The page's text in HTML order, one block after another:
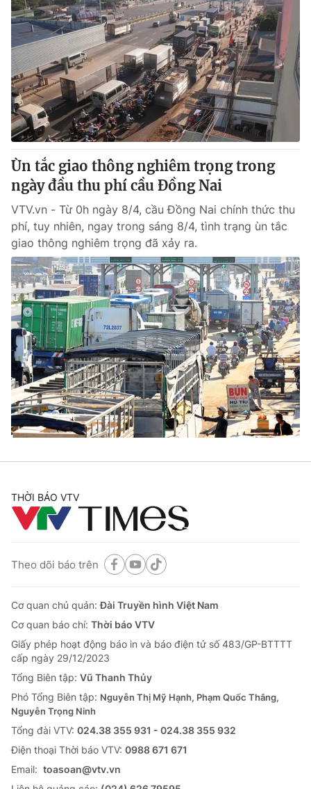
Ùn tắc giao thông nghiêm trọng trong
ngày đầu thu phí cầu Đồng Nai
VTV.vn - Từ 0h ngày 8/4, cầu Đồng Nai chính thức thu
phí, tuy nhiên, ngay trong sáng 8/4, tình trạng ùn tắc
giao thông nghiêm trọng đã xảy ra.
THỜI BÁO VTV
Theo dõi báo trên
Cơ quan chủ quản:Đài Truyền hình Việt Nam
Cơ quan báo chí: Thời báo VTV
Giấy phép hoạt động báo in và báo điện tử số 483/GP-BTTTT
cấp ngày 29/12/2023
Tổng Biên tập: Vũ Thanh Thủy
Phó Tổng Biên tập: Nguyễn Thị Mỹ Hạnh, Phạm Quốc Thắng,
Nguyễn Trọng Ninh
Tổng đài VTV: 024.38 355 931 - 024.38 355 932
Ðiện thoại Thời báo VTV: 0988 671 671
Email: toasoan@vtv.vn